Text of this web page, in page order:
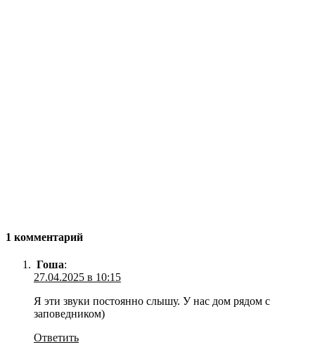
1 комментарий
Гоша:
27.04.2025 в 10:15
Я эти звуки постоянно слышу. У нас дом рядом с
заповедником)
Ответить